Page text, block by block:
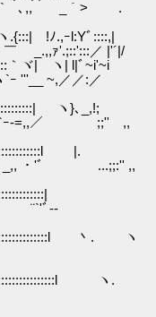
､,, _｀> .
.{:::| !ﾉ.,ｰl:Yﾞ::::,|
'.;::':::／ |'´|/
｀ヾ| ヽ| l|ﾞ~i'~i
~,／／:／
ヽ}､_,!;
／ ￣ ;;'' ,,
|.
'ﾞ ...;;:'' ,,
丶. ヽ
ヽ.